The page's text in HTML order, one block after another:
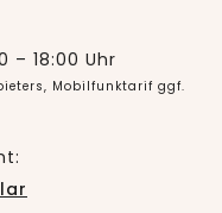
– 18:00 Uhr
Mobilfunktarif ggf.